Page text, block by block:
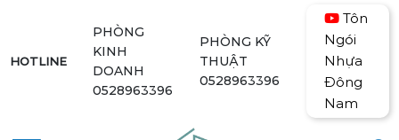
HOTLINE
PHÒNG
KINH
DOANH
0528963396
PHÒNG KỸ
THUẬT
0528963396
Tôn
Ngói
Nhựa
Đông
Nam